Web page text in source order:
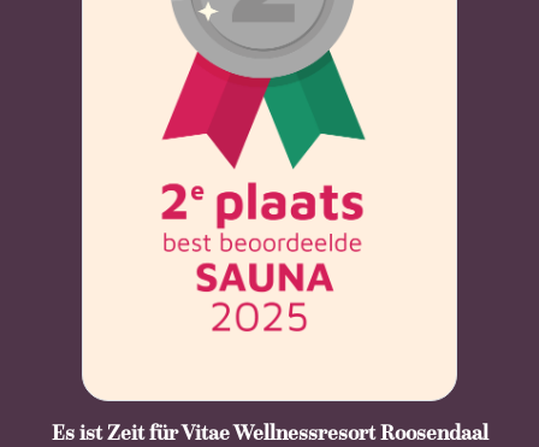
Es ist Zeit für Vitae Wellnessresort Roosendaal